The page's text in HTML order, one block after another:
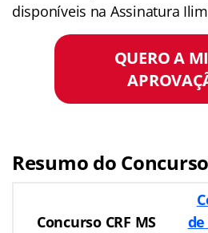
disponíveis na Assinatura
QUERO A
Resumo do Concurso
Concurso CRF MS